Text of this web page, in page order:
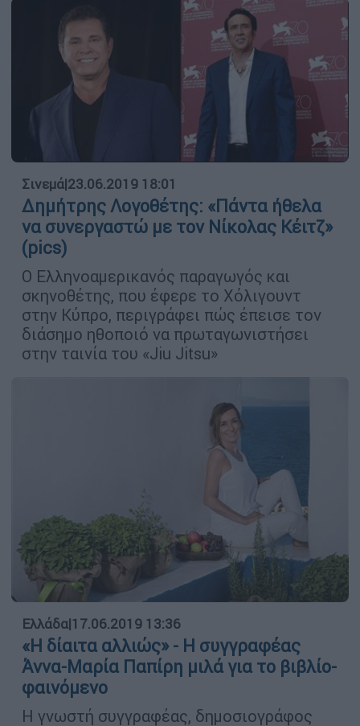
Σινεμά|23.06.2019 18:01
Δημήτρης Λογοθέτης: «Πάντα ήθελα
να συνεργαστώ με τον Νίκολας Κέιτζ»
(pics)
Ο Ελληνοαµερικανός παραγωγός και
σκηνοθέτης, που έφερε το Χόλιγουντ
στην Κύπρο, περιγράφει πώς έπεισε τον
διάσηµο ηθοποιό να πρωταγωνιστήσει
στην ταινία του «Jiu Jitsu»
Ελλάδα|17.06.2019 13:36
«Η δίαιτα αλλιώς» - Η συγγραφέας
Άννα-Μαρία Παπίρη μιλά για το βιβλίο-
φαινόμενο
Η γνωστή συγγραφέας, δηµοσιογράφος